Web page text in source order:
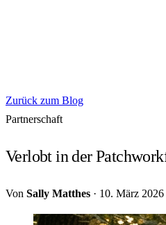
Zurück zum Blog
Partnerschaft
Verlobt in der
Von Sally Matthes · 10. März 2026